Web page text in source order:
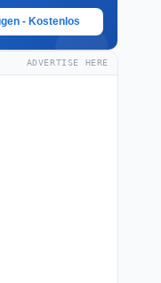
- Kostenlos
ADVERTISE HERE